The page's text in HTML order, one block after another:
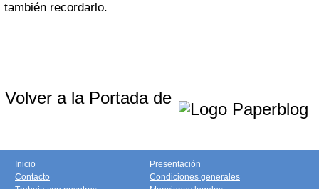
también recordarlo.
Volver a la Portada de
Inicio
Contacto
Presentación
Condiciones generales